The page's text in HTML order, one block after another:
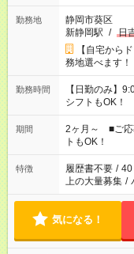
勤務地
静岡市葵区
新静岡駅 / 日
【自宅から
務地選べます！
勤務時間
【日勤のみ】9:00～
シフトもOK
「家族とお休
など、あなたの
ーク希望の方
のお仕事の勤
ません
期間
2ヶ月～ ■ご応
トもOK！
特徴 履歴書不要 / 40
上の大量募集 /
気になる！